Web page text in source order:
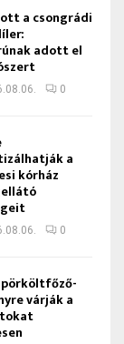
a csongrádi
adott el
0
a
kórház
0
várják a